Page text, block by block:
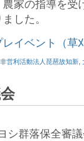
家の指導を受
した。
イベント（草
営利活動法人琵琶故知新
シ群落保全審